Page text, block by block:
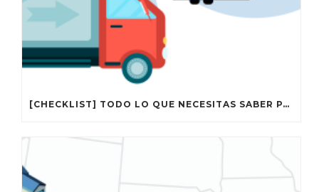
[CHECKLIST] TODO LO QUE NECESITAS SABER PARA REGISTRARTE CON UN AGENTE ADUANAL